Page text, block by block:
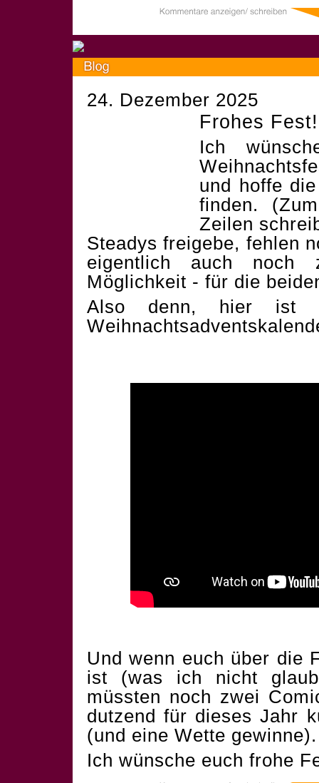
24. Dezember 2025
Frohes Fest!
Ich
und hoffe
finden.
Zeilen
Steadys freigebe, fehlen
eigentlich auch noch
Möglichkeit - für die
Also denn, hier ist
Und wenn euch über die
ist (was ich nicht
müssten noch zwei
dutzend für dieses Jahr
(und eine Wette
Ich wünsche euch frohe